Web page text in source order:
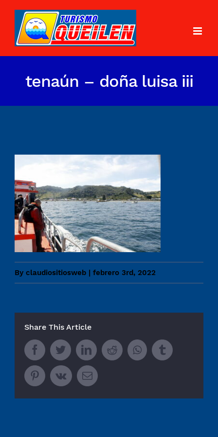
tenaún – doña luisa iii
By claudiositiosweb | febrero 3rd, 2022
Share This Article